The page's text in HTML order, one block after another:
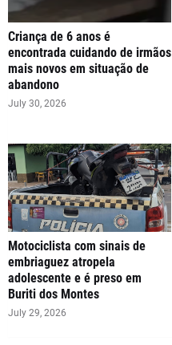
Criança de 6 anos é
encontrada cuidando de irmãos
mais novos em situação de
abandono
July 30, 2026
Motociclista com sinais de
embriaguez atropela
adolescente e é preso em
Buriti dos Montes
July 29, 2026